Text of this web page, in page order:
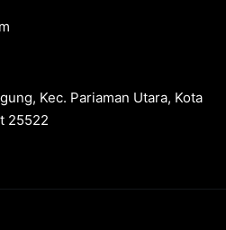
Kec. Pariaman Utara, Kota
25522